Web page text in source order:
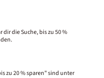
dir die Suche, bis zu 50 %
zu 20 % sparen" sind unter